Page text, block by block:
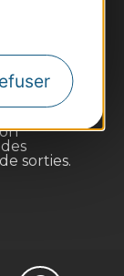
sorties.